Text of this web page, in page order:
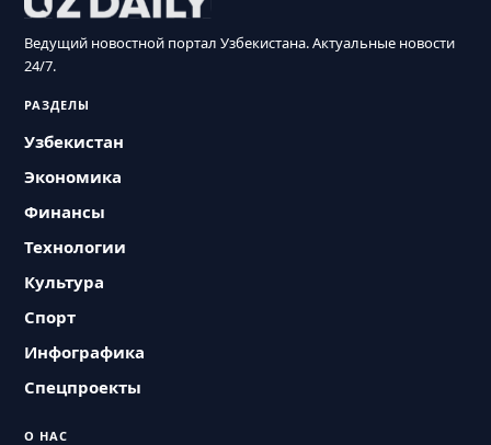
Ведущий новостной портал Узбекистана. Актуальные новости
24/7.
РАЗДЕЛЫ
Узбекистан
Экономика
Финансы
Технологии
Культура
Спорт
Инфографика
Спецпроекты
О НАС